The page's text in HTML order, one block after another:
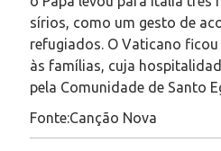
sírios, como um gesto de
refugiados. O Vaticano
às famílias, cuja
pela Comunidade de Santo
Fonte:Canção Nova